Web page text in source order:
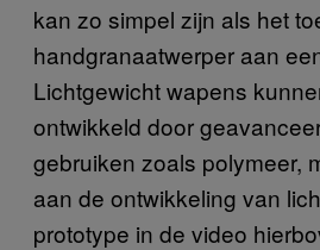
kan zo simpel zijn als het
handgranaatwerper aan
Lichtgewicht wapens
ontwikkeld door
gebruiken zoals polymeer,
aan de ontwikkeling van
prototype in de video